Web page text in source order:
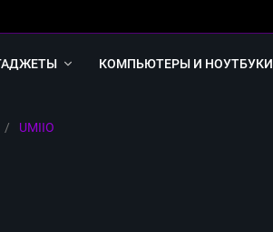
КОМПЬЮТЕРЫ И НОУТБУКИ
/ UMIIO